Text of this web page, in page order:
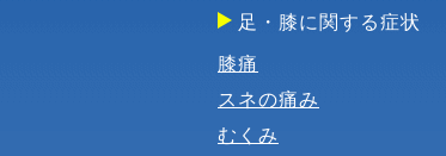
足・膝に関する症状
膝痛
スネの痛み
むくみ